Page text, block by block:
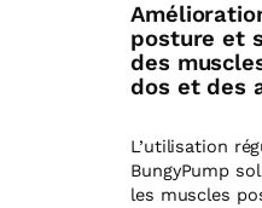
posture et
des
dos et des
L’utilisation
BungyPump
les muscles